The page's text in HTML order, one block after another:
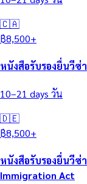
🇨🇦
฿8,500+
หนังสือรับรองยื่นวีซ่
10–21 days วัน
🇩🇪
฿8,500+
หนังสือรับรองยื่นวีซ่
Immigration Act